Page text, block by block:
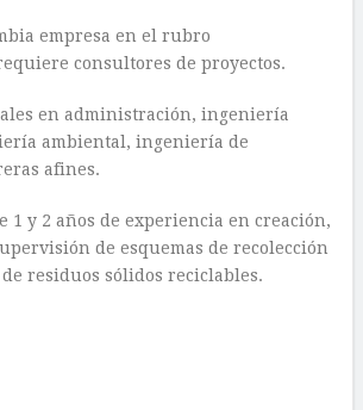
empresa en el rubro
consultores de proyectos.
en administración, ingeniería
ambiental, ingeniería de
afines.
1 y 2 años de experiencia en creación,
de esquemas de recolección
residuos sólidos reciclables.